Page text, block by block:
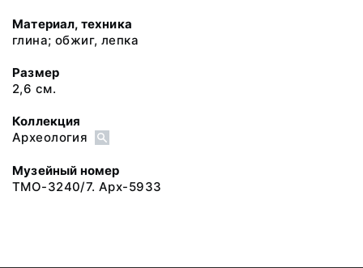
Материал, техника
глина; обжиг, лепка
Размер
2,6 см.
Коллекция
Археология
Музейный номер
ТМО-3240/7. Арх-5933